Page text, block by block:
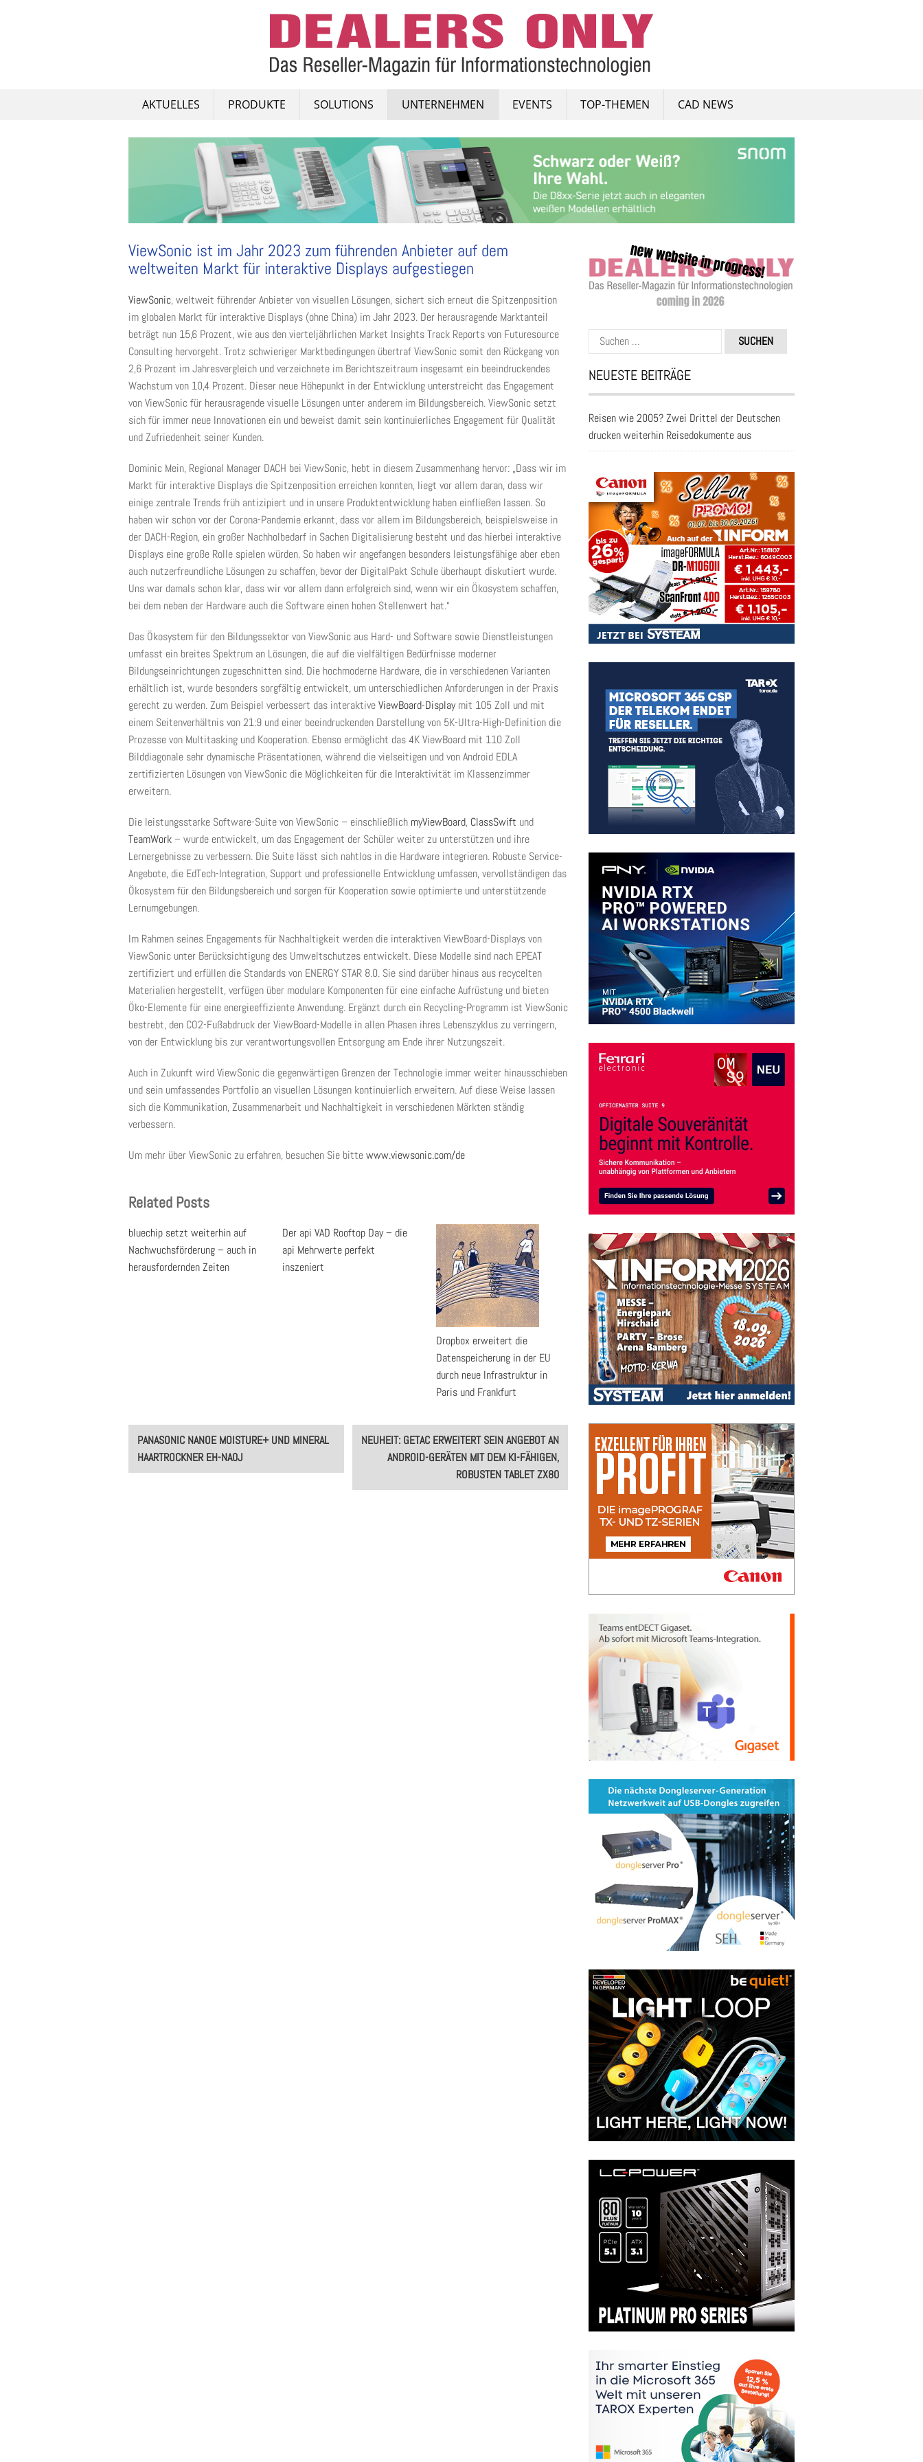
AKTUELLES PRODUKTE SOLUTIONS UNTERNEHMEN EVENTS TOP-THEMEN CAD NEWS
ViewSonic ist im Jahr 2023 zum führenden Anbieter auf dem
weltweiten Markt für interaktive Displays aufgestiegen
ViewSonic, weltweit führender Anbieter von visuellen Lösungen, sichert sich erneut die Spitzenposition
im globalen Markt für interaktive Displays (ohne China) im Jahr 2023. Der herausragende Marktanteil
beträgt nun 15,6 Prozent, wie aus den vierteljährlichen Market Insights Track Reports von Futuresource
Consulting hervorgeht. Trotz schwieriger Marktbedingungen übertraf ViewSonic somit den Rückgang von
2,6 Prozent im Jahresvergleich und verzeichnete im Berichtszeitraum insgesamt ein beeindruckendes
Wachstum von 10,4 Prozent. Dieser neue Höhepunkt in der Entwicklung unterstreicht das Engagement
von ViewSonic für herausragende visuelle Lösungen unter anderem im Bildungsbereich. ViewSonic setzt
sich für immer neue Innovationen ein und beweist damit sein kontinuierliches Engagement für Qualität
und Zufriedenheit seiner Kunden.
Dominic Mein, Regional Manager DACH bei ViewSonic, hebt in diesem Zusammenhang hervor: „Dass wir im
Markt für interaktive Displays die Spitzenposition erreichen konnten, liegt vor allem daran, dass wir
einige zentrale Trends früh antizipiert und in unsere Produktentwicklung haben einfließen lassen. So
haben wir schon vor der Corona-Pandemie erkannt, dass vor allem im Bildungsbereich, beispielsweise in
der DACH-Region, ein großer Nachholbedarf in Sachen Digitalisierung besteht und das hierbei interaktive
Displays eine große Rolle spielen würden. So haben wir angefangen besonders leistungsfähige aber eben
auch nutzerfreundliche Lösungen zu schaffen, bevor der DigitalPakt Schule überhaupt diskutiert wurde.
Uns war damals schon klar, dass wir vor allem dann erfolgreich sind, wenn wir ein Ökosystem schaffen,
bei dem neben der Hardware auch die Software einen hohen Stellenwert hat.“
Das Ökosystem für den Bildungssektor von ViewSonic aus Hard- und Software sowie Dienstleistungen
umfasst ein breites Spektrum an Lösungen, die auf die vielfältigen Bedürfnisse moderner
Bildungseinrichtungen zugeschnitten sind. Die hochmoderne Hardware, die in verschiedenen Varianten
erhältlich ist, wurde besonders sorgfältig entwickelt, um unterschiedlichen Anforderungen in der Praxis
gerecht zu werden. Zum Beispiel verbessert das interaktiveViewBoard-Displaymit 105 Zoll und mit
einem Seitenverhältnis von 21:9 und einer beeindruckenden Darstellung von 5K-Ultra-High-Definition die
Prozesse von Multitasking und Kooperation. Ebenso ermöglicht das 4K ViewBoard mit 110 Zoll
Bilddiagonale sehr dynamische Präsentationen, während die vielseitigen und von Android EDLA
zertifizierten Lösungen von ViewSonic die Möglichkeiten für die Interaktivität im Klassenzimmer
erweitern.
Die leistungsstarke Software-Suite von ViewSonic – einschließlich myViewBoard, ClassSwift und
TeamWork– wurde entwickelt, um das Engagement der Schüler weiter zu unterstützen und ihre
Lernergebnisse zu verbessern. Die Suite lässt sich nahtlos in die Hardware integrieren. Robuste Service-
Angebote, die EdTech-Integration, Support und professionelle Entwicklung umfassen, vervollständigen das
Ökosystem für den Bildungsbereich und sorgen für Kooperation sowie optimierte und unterstützende
Lernumgebungen.
Im Rahmen seines Engagements für Nachhaltigkeit werden die interaktiven ViewBoard-Displays von
ViewSonic unter Berücksichtigung des Umweltschutzes entwickelt. Diese Modelle sind nach EPEAT
zertifiziert und erfüllen die Standards von ENERGY STAR 8.0. Sie sind darüber hinaus aus recycelten
Materialien hergestellt, verfügen über modulare Komponenten für eine einfache Aufrüstung und bieten
Öko-Elemente für eine energieeffiziente Anwendung. Ergänzt durch ein Recycling-Programm ist ViewSonic
bestrebt, den CO2-Fußabdruck der ViewBoard-Modelle in allen Phasen ihres Lebenszyklus zu verringern,
von der Entwicklung bis zur verantwortungsvollen Entsorgung am Ende ihrer Nutzungszeit.
Auch in Zukunft wird ViewSonic die gegenwärtigen Grenzen der Technologie immer weiter hinausschieben
und sein umfassendes Portfolio an visuellen Lösungen kontinuierlich erweitern. Auf diese Weise lassen
sich die Kommunikation, Zusammenarbeit und Nachhaltigkeit in verschiedenen Märkten ständig
verbessern.
Um mehr über ViewSonic zu erfahren, besuchen Sie bittewww.viewsonic.com/de
Related Posts
bluechip setzt weiterhin auf
Nachwuchsförderung – auch in
herausfordernden Zeiten
Der api VAD Rooftop Day – die
api Mehrwerte perfekt
inszeniert
Dropbox erweitert die
Datenspeicherung in der EU
durch neue Infrastruktur in
Paris und Frankfurt
Post
navigation
PANASONIC NANOE MOISTURE+ UND MINERAL
HAARTROCKNER EH-NA0J
NEUHEIT: GETAC ERWEITERT SEIN ANGEBOT AN
ANDROID-GERÄTEN MIT DEM KI-FÄHIGEN,
ROBUSTEN TABLET ZX80
Suchen
nach:
NEUESTE BEITRÄGE
Reisen wie 2005? Zwei Drittel der Deutschen
drucken weiterhin Reisedokumente aus